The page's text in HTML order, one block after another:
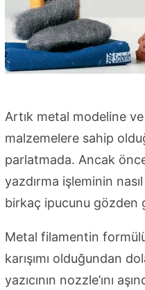
Artık metal modeline
malzemelere sahip
parlatmada. Ancak
yazdırma işleminin
birkaç ipucunu gözden
Metal filamentin
karışımı olduğundan
yazıcının nozzle’ını